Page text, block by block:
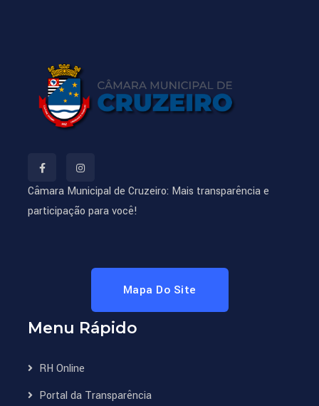
Câmara Municipal de Cruzeiro: Mais transparência e
participação para você!
Mapa Do Site
Menu Rápido
RH Online
Portal da Transparência